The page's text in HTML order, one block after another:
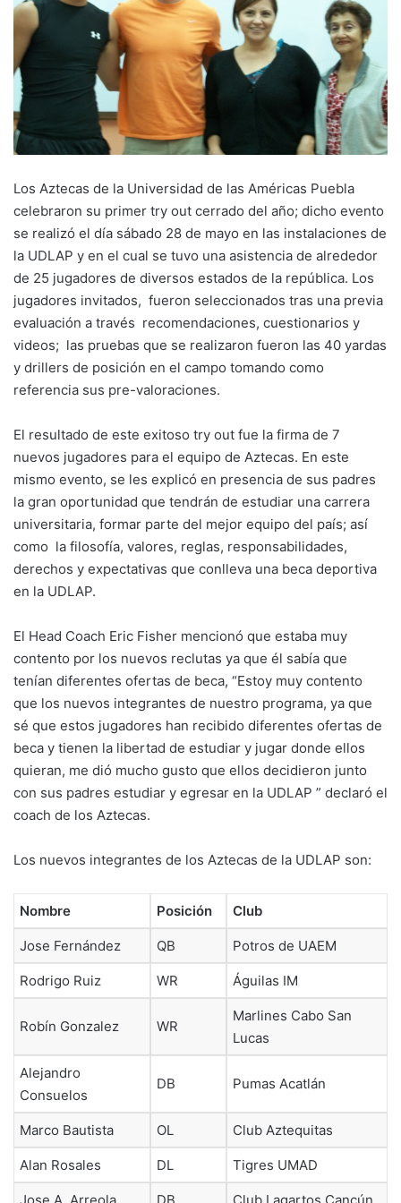
Los Aztecas de la Universidad de las Américas Puebla
celebraron su primer try out cerrado del año; dicho evento
se realizó el día sábado 28 de mayo en las instalaciones de
la UDLAP y en el cual se tuvo una asistencia de alrededor
de 25 jugadores de diversos estados de la república. Los
jugadores invitados, fueron seleccionados tras una previa
evaluación a través recomendaciones, cuestionarios y
videos; las pruebas que se realizaron fueron las 40 yardas
y drillers de posición en el campo tomando como
referencia sus pre-valoraciones.
El resultado de este exitoso try out fue la firma de 7
nuevos jugadores para el equipo de Aztecas. En este
mismo evento, se les explicó en presencia de sus padres
la gran oportunidad que tendrán de estudiar una carrera
universitaria, formar parte del mejor equipo del país; así
como la filosofía, valores, reglas, responsabilidades,
derechos y expectativas que conlleva una beca deportiva
en la UDLAP.
El Head Coach Eric Fisher mencionó que estaba muy
contento por los nuevos reclutas ya que él sabía que
tenían diferentes ofertas de beca, “Estoy muy contento
que los nuevos integrantes de nuestro programa, ya que
sé que estos jugadores han recibido diferentes ofertas de
beca y tienen la libertad de estudiar y jugar donde ellos
quieran, me dió mucho gusto que ellos decidieron junto
con sus padres estudiar y egresar en la UDLAP ” declaró el
coach de los Aztecas.
Los nuevos integrantes de los Aztecas de la UDLAP son:
Nombre Posición Club
Jose Fernández QB Potros de UAEM
Rodrigo Ruiz WR Águilas IM
Robín Gonzalez WR
Marlines Cabo San
Lucas
Alejandro
Consuelos
DB Pumas Acatlán
Marco Bautista OL Club Aztequitas
Alan Rosales DL Tigres UMAD
Jose A. Arreola DB Club Lagartos Cancún